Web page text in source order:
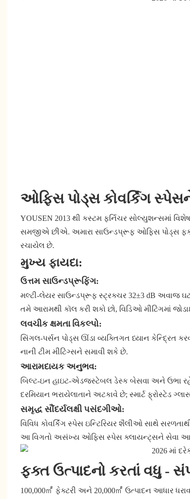
ઓફિસ પોડ્સ કોવર્કિંગ
YOUSEN 2013 થી કસ્ટમ ફર્નિચર સોલ્યુશન્સમાં
સમજીએ છીએ. અમારા સાઉન્ડપ્રૂફ ઓફિસ પોડ્સ ફક્ત
રચાયેલ છે.
મુખ્ય ફાયદા:
ઉત્તમ સાઉન્ડપ્રૂફિંગ:
મલ્ટી-લેયર સાઉન્ડપ્રૂફ સ્ટ્રક્ચર 32±3 dB અવાજ
તમે આરામથી કૉલ કરી શકો છો, વિડિઓ મીટિંગમાં
લવચીક ક્ષમતા વિકલ્પો:
સિંગલ-પર્સન પોડ્સ ઊંડા વ્યક્તિગત ધ્યાન કેન્દ્રિત
નાની ટીમ મીટિંગ્સને સમાવી શકે છે.
આરામદાયક અનુભવ:
બિલ્ટ-ઇન હાઇટ-એડજસ્ટેબલ ડેસ્ક બેસવા અને ઉભા
દરમિયાન ભરાયેલાતાને અટકાવે છે; સ્માર્ટ ફ્રોસ્ટેડ
સમૃદ્ધ સૌંદર્યલક્ષી પસંદગીઓ:
વિવિધ કોવર્કિંગ સ્પેસ ઇન્ટિરિયર શૈલીઓ સાથે
આ વિગતો અસંખ્ય ઓફિસ સ્પેસ ક્લાયન્ટ્સને સેવા
ફક્ત ઉત્પાદનો કરતાં વધુ -
100,000㎡ ફેક્ટરી અને 20,000㎡ ઉત્પાદન આધાર